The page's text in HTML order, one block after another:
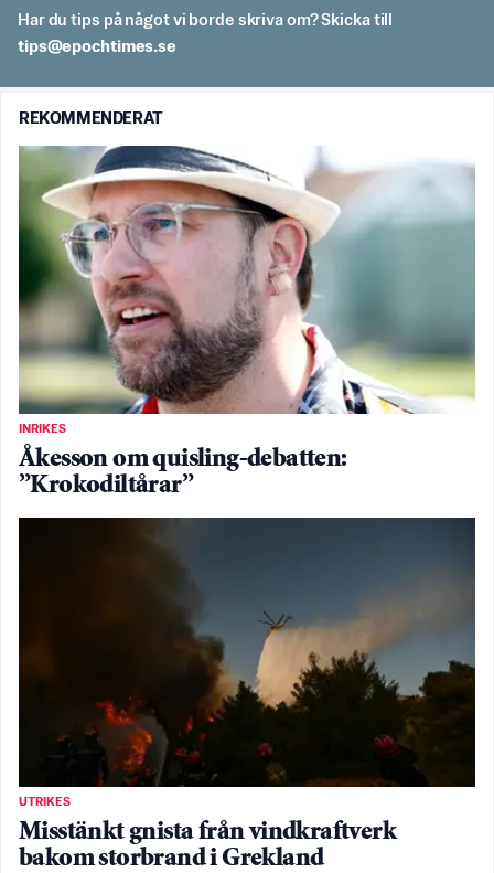
Har du tips på något vi borde skriva om? Skicka till
es.semithcope@spit
REKOMMENDERAT
INRIKES
Åkesson om quisling-debatten:
”Krokodiltårar”
UTRIKES
Misstänkt gnista från vindkraftverk
bakom storbrand i Grekland